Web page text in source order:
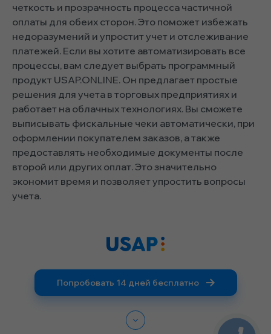
четкость и прозрачность процесса частичной
оплаты для обеих сторон. Это поможет избежать
недоразумений и упростит учет и отслеживание
платежей. Если вы хотите автоматизировать все
процессы, вам следует выбрать программный
продукт USAP.ONLINE. Он предлагает простые
решения для учета в торговых предприятиях и
работает на облачных технологиях. Вы сможете
выписывать фискальные чеки автоматически, при
оформлении покупателем заказов, а также
предоставлять необходимые документы после
второй или других оплат. Это значительно
экономит время и позволяет упростить вопросы
учета.
Попробовать 14 дней бесплатно